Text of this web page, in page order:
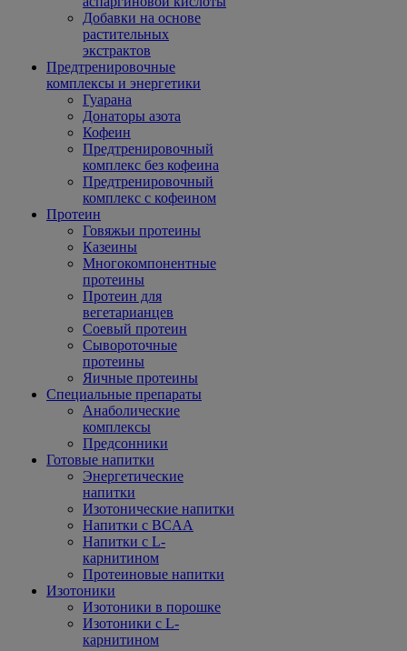
Добавки на основе
растительных
экстрактов
Предтренировочные
комплексы и энергетики
Гуарана
Донаторы азота
Кофеин
Предтренировочный
комплекс без кофеина
Предтренировочный
комплекс с кофеином
Протеин
Говяжьи протеины
Казеины
Многокомпонентные
протеины
Протеин для
вегетарианцев
Соевый протеин
Сывороточные
протеины
Яичные протеины
Специальные препараты
Анаболические
комплексы
Предсонники
Готовые напитки
Энергетические
напитки
Изотонические напитки
Напитки с BCAA
Напитки с L-
карнитином
Протеиновые напитки
Изотоники
Изотоники в порошке
Изотоники с L-
карнитином